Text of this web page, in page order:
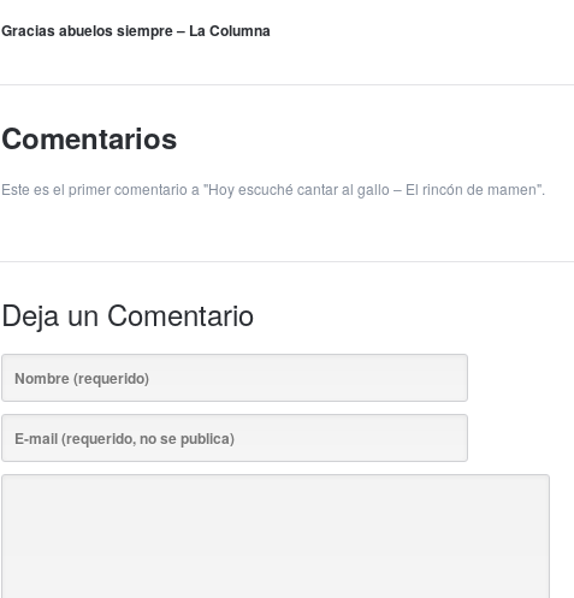
Gracias abuelos siempre – La Columna
Comentarios
Este es el primer comentario a "Hoy escuché cantar al gallo – El rincón de mamen".
Deja un Comentario